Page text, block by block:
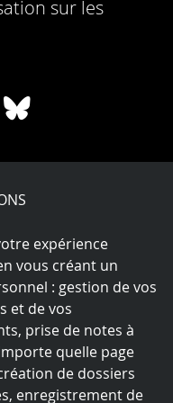
sur les
Share
Bluesky
expérience
vous créant un
: gestion de vos
et de vos
prise de notes à
quelle page
de dossiers
enregistrement de